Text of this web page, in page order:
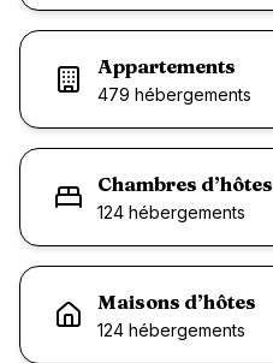
Appartements
479 hébergements
Chambres d’hôtes
124 hébergements
Maisons d’hôtes
124 hébergements